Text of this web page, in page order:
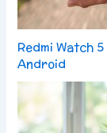
Redmi Watch
Android